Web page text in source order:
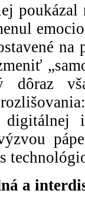
poukázal
dôraz
digitálnej
a